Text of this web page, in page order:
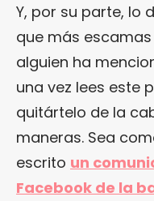
Y, por su parte, lo
que más
alguien ha
una vez lees este
quitártelo de la
maneras. Sea
escrito un
Facebook de la